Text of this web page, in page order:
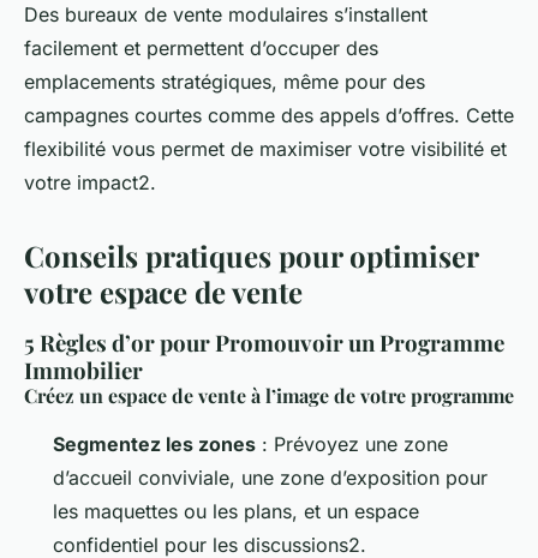
Des bureaux de vente modulaires s’installent
facilement et permettent d’occuper des
emplacements stratégiques, même pour des
campagnes courtes comme des appels d’offres. Cette
flexibilité vous permet de maximiser votre visibilité et
votre impact2.
Conseils pratiques pour optimiser
votre espace de vente
5 Règles d’or pour Promouvoir un Programme
Immobilier
Créez un espace de vente à l’image de votre programme
Segmentez les zones : Prévoyez une zone
d’accueil conviviale, une zone d’exposition pour
les maquettes ou les plans, et un espace
confidentiel pour les discussions2.